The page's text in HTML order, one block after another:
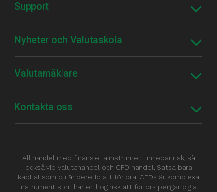
Support
Nyheter och Valutaskola
Valutamäklare
Kontakta oss
All handel med finansiella instrument innebär risk, så
också vid valutahandel och CFD handel. Satsa bara
kapital som du är beredd att förlora. CFDs är komplexa
instrument som har en hög risk att förlora pengar p.g.a.